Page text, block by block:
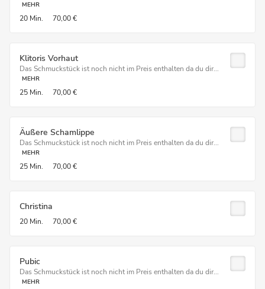
MEHR
20 Min. 70,00 €
Klitoris Vorhaut
Das Schmuckstück ist noch nicht im Preis enthalten da du dir...
MEHR
25 Min. 70,00 €
Äußere Schamlippe
Das Schmuckstück ist noch nicht im Preis enthalten da du dir...
MEHR
25 Min. 70,00 €
Christina
20 Min. 70,00 €
Pubic
Das Schmuckstück ist noch nicht im Preis enthalten da du dir...
MEHR